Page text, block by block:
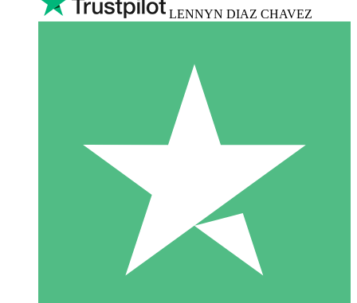
LENNYN DIAZ CHAVEZ